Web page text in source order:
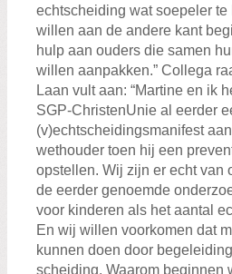
echtscheiding wat soepeler
willen aan de andere kant
hulp aan ouders die samen
willen aanpakken.” Collega
Laan vult aan: “Martine en ik
SGP-ChristenUnie al eerder
(v)echtscheidingsmanifest
wethouder toen hij een
opstellen. Wij zijn er echt van
de eerder genoemde
voor kinderen als het aantal
En wij willen voorkomen dat
kunnen doen door
scheiding. Waarom beginnen